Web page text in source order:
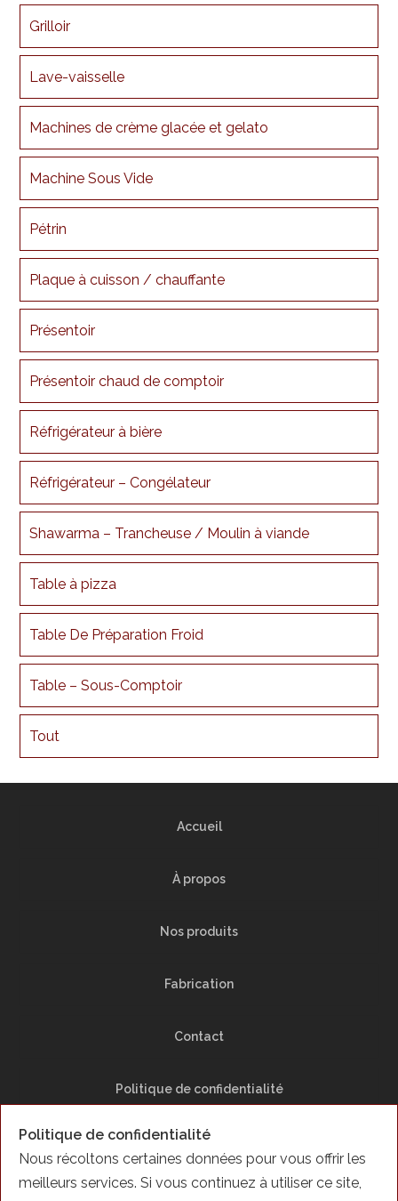
Grilloir
Lave-vaisselle
Machines de crème glacée et gelato
Machine Sous Vide
Pétrin
Plaque à cuisson / chauffante
Présentoir
Présentoir chaud de comptoir
Réfrigérateur à bière
Réfrigérateur – Congélateur
Shawarma – Trancheuse / Moulin à viande
Table à pizza
Table De Préparation Froid
Table – Sous-Comptoir
Tout
Accueil
À propos
Nos produits
Fabrication
Contact
Politique de confidentialité
Plan du Site
Politique de confidentialité
Nous récoltons certaines données pour vous offrir les
meilleurs services. Si vous continuez à utiliser ce site,